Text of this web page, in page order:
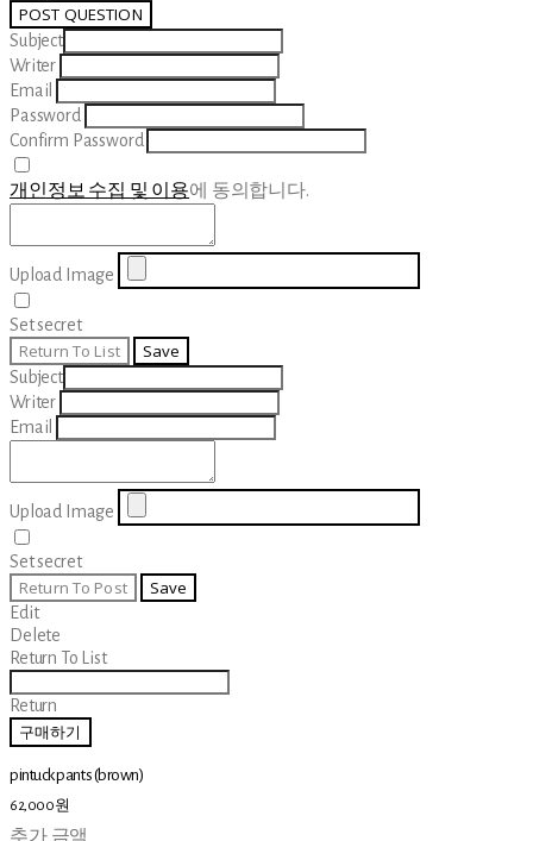
POST QUESTION
Subject
Writer
Email
Password
Confirm Password
개인정보 수집 및 이용에 동의합니다.
Upload Image
Set secret
Return To List Save
Subject
Writer
Email
Upload Image
Set secret
Return To Post Save
Edit
Delete
Return To List
Return
구매하기
pintuck pants (brown)
62,000원
추가 금액